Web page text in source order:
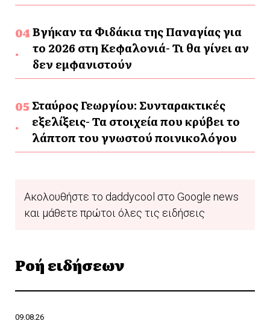
Βγήκαν τα Φιδάκια της Παναγίας για
το 2026 στη Κεφαλονιά- Τι θα γίνει αν
δεν εμφανιστούν
Σταύρος Γεωργίου: Συνταρακτικές
εξελίξεις- Τα στοιχεία που κρύβει το
λάπτοπ του γνωστού ποινικολόγου
Ακολουθήστε το daddycool στο Google news
και μάθετε πρώτοι όλες τις ειδήσεις
Ροή ειδήσεων
09.08.26